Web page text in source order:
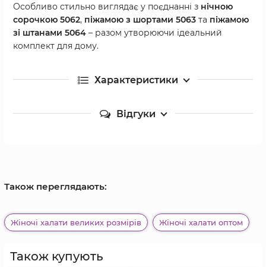
Особливо стильно виглядає у поєднанні з нічною
сорочкою 5062, піжамою з шортами 5063 та піжамою
зі штанами 5064 – разом утворюючи ідеальний
комплект для дому.
Характеристики
Відгуки
Також переглядають:
Жіночі халати великих розмірів Жіночі халати оптом
Також купують